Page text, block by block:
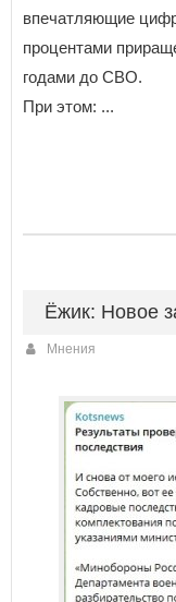
впечатляющие
процентами
годами до СВО.
При этом: ...
Ёжик: Новое
Мнения